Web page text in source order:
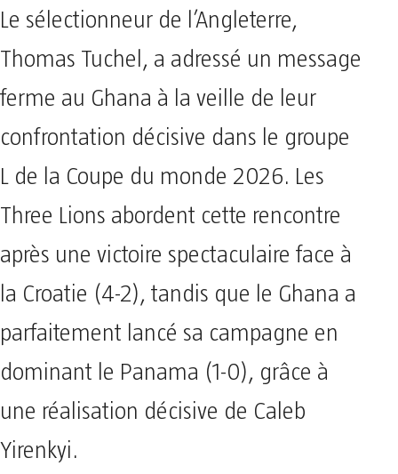
Le sélectionneur de l’Angleterre,
Thomas Tuchel, a adressé un message
ferme au Ghana à la veille de leur
confrontation décisive dans le groupe
L de la Coupe du monde 2026. Les
Three Lions abordent cette rencontre
après une victoire spectaculaire face à
la Croatie (4-2), tandis que le Ghana a
parfaitement lancé sa campagne en
dominant le Panama (1-0), grâce à
une réalisation décisive de Caleb
Yirenkyi.